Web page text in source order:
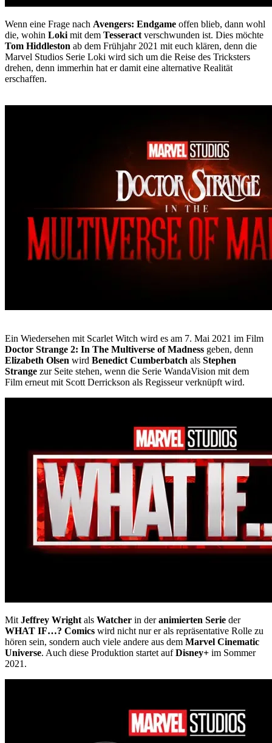
Wenn eine Frage nach Avengers: Endgame offen blieb, dann wohl
die, wohin Loki mit dem Tesseract verschwunden ist. Dies möchte
Tom Hiddleston ab dem Frühjahr 2021 mit euch klären, denn die
Marvel Studios Serie Loki wird sich um die Reise des Tricksters
drehen, denn immerhin hat er damit eine alternative Realität
erschaffen.
Ein Wiedersehen mit Scarlet Witch wird es am 7. Mai 2021 im Film
Doctor Strange 2: In The Multiverse of Madness geben, denn
Elizabeth Olsen wird Benedict Cumberbatch als Stephen
Strange zur Seite stehen, wenn die Serie WandaVision mit dem
Film erneut mit Scott Derrickson als Regisseur verknüpft wird.
Mit Jeffrey Wright als Watcher in deranimierten Serie der
WHAT IF…? Comics wird nicht nur er als repräsentative Rolle zu
hören sein, sondern auch viele andere aus dem Marvel Cinematic
Universe. Auch diese Produktion startet aufDisney+ im Sommer
2021.